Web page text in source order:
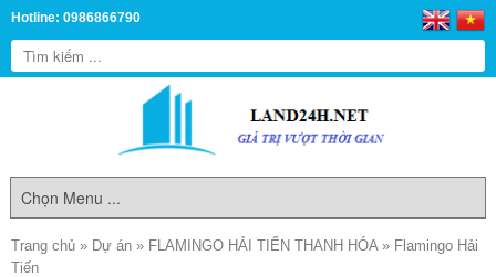
Hotline: 0986866790
Trang chủ » Dự án » FLAMINGO HẢI TIẾN THANH HÓA» Flamingo Hải
Tiến